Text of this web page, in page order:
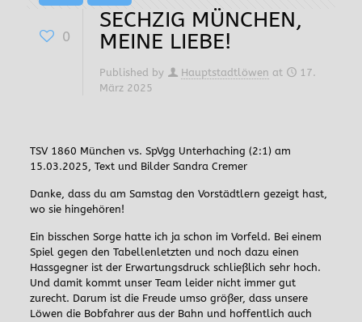
0
SECHZIG MÜNCHEN,
MEINE LIEBE!
Published by Hauptstadtlöwen at
17.
März 2025
TSV 1860 München vs. SpVgg Unterhaching (2:1) am
15.03.2025, Text und Bilder Sandra Cremer
Danke, dass du am Samstag den Vorstädtlern gezeigt hast,
wo sie hingehören!
Ein bisschen Sorge hatte ich ja schon im Vorfeld. Bei einem
Spiel gegen den Tabellenletzten und noch dazu einen
Hassgegner ist der Erwartungsdruck schließlich sehr hoch.
Und damit kommt unser Team leider nicht immer gut
zurecht. Darum ist die Freude umso größer, dass unsere
Löwen die Bobfahrer aus der Bahn und hoffentlich auch